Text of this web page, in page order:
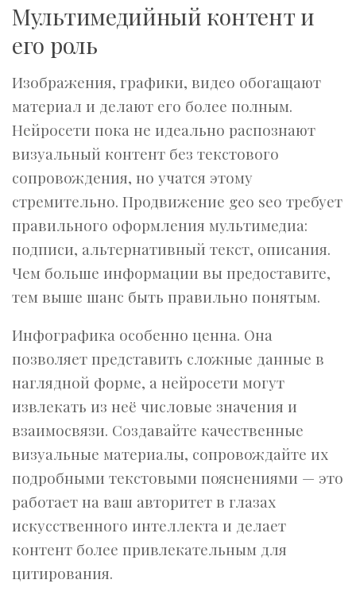
Мультимедийный контент и
его роль
Изображения, графики, видео обогащают
материал и делают его более полным.
Нейросети пока не идеально распознают
визуальный контент без текстового
сопровождения, но учатся этому
стремительно. Продвижение geo seo требует
правильного оформления мультимедиа:
подписи, альтернативный текст, описания.
Чем больше информации вы предоставите,
тем выше шанс быть правильно понятым.
Инфографика особенно ценна. Она
позволяет представить сложные данные в
наглядной форме, а нейросети могут
извлекать из неё числовые значения и
взаимосвязи. Создавайте качественные
визуальные материалы, сопровождайте их
подробными текстовыми пояснениями — это
работает на ваш авторитет в глазах
искусственного интеллекта и делает
контент более привлекательным для
цитирования.